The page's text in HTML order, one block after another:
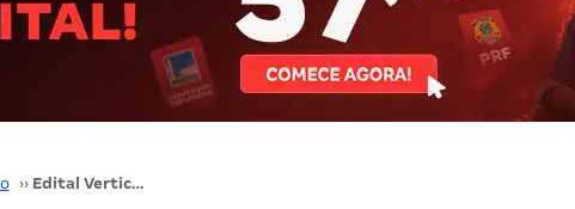
›› Edital Verticalizado EsPCEx (Cadete): baixe e organize-se!